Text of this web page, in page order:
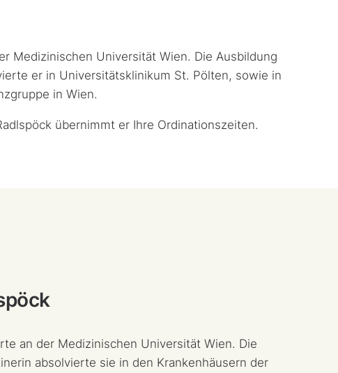
Medizinischen Universität Wien. Die Ausbildung
er in Universitätsklinikum St. Pölten, sowie in
in Wien.
übernimmt er Ihre Ordinationszeiten.
an der Medizinischen Universität Wien. Die
absolvierte sie in den Krankenhäusern der